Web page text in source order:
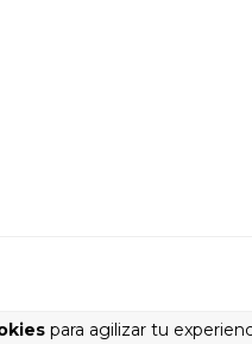
para agilizar tu